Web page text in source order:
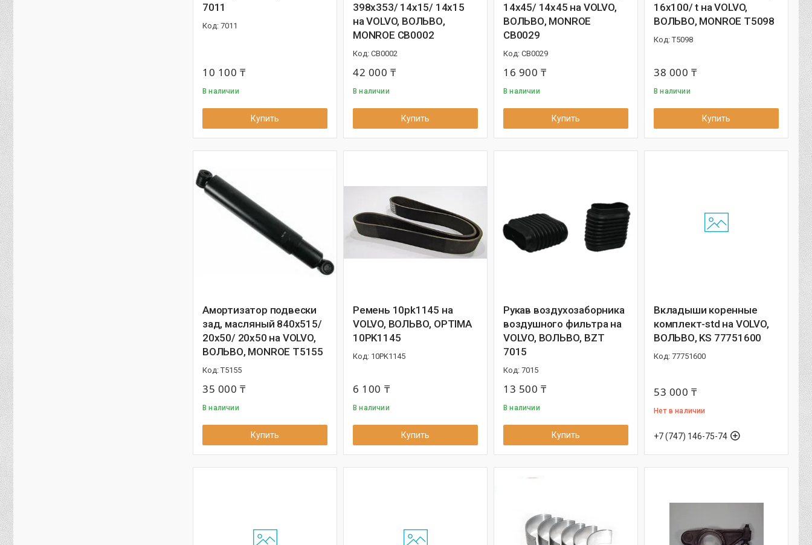
7011
7011
10 100 ₸
В наличии
Купить
398x353/ 14x15/ 14x15
на VOLVO, ВОЛЬВО,
MONROE CB0002
CB0002
42 000 ₸
В наличии
Купить
14x45/ 14x45 на VOLVO,
ВОЛЬВО, MONROE
CB0029
CB0029
16 900 ₸
В наличии
Купить
16x100/ t на VOLVO,
ВОЛЬВО, MONROE T5098
T5098
38 000 ₸
В наличии
Купить
Амортизатор подвески
зад, масляный 840x515/
20x50/ 20x50 на VOLVO,
ВОЛЬВО, MONROE T5155
T5155
35 000 ₸
В наличии
Купить
Ремень 10pk1145 на
VOLVO, ВОЛЬВО, OPTIMA
10PK1145
10PK1145
6 100 ₸
В наличии
Купить
Рукав воздухозаборника
воздушного фильтра на
VOLVO, ВОЛЬВО, BZT
7015
7015
13 500 ₸
В наличии
Купить
Вкладыши коренные
комплект-std на VOLVO,
ВОЛЬВО, KS 77751600
77751600
53 000 ₸
Нет в наличии
+7 (747) 146-75-74